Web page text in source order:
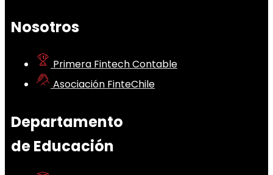
Nosotros
Primera Fintech Contable
Asociación FinteChile
Departamento
de Educación